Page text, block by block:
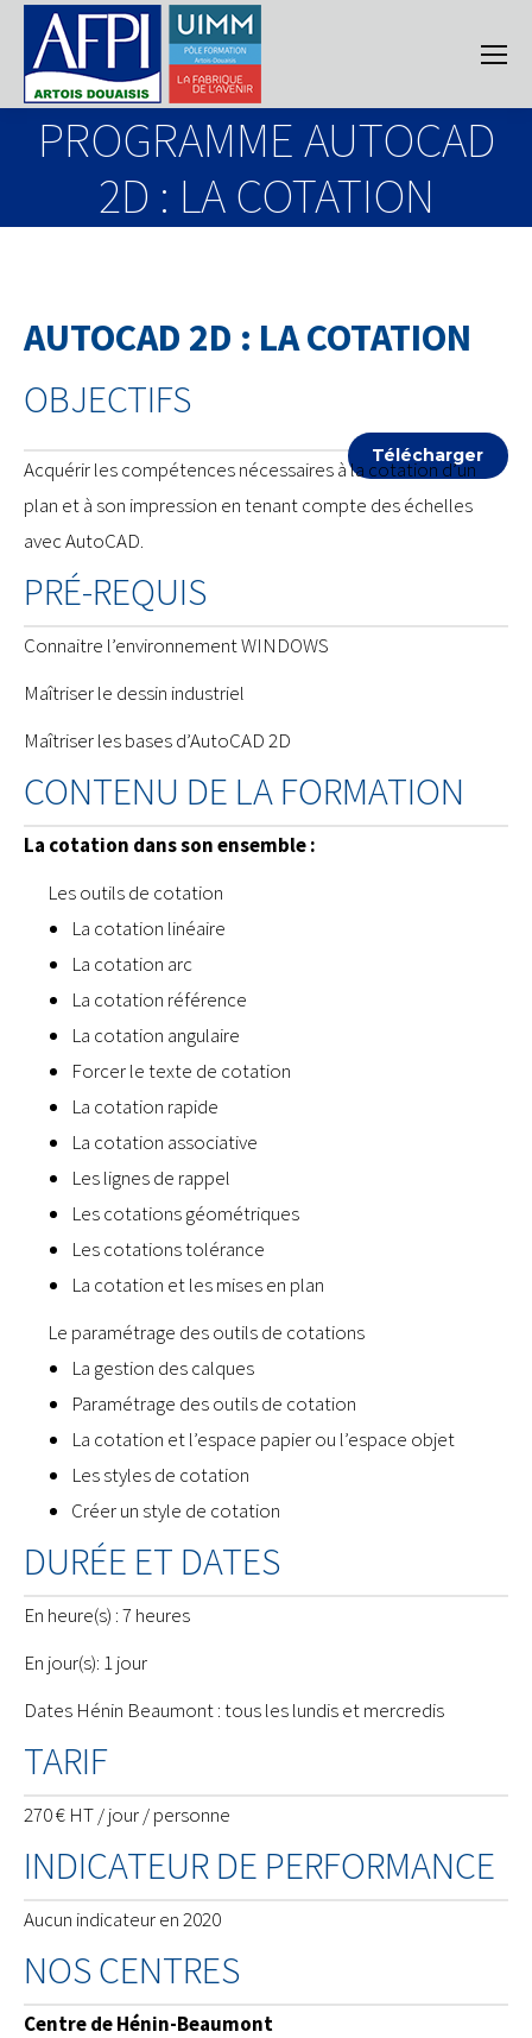
PROGRAMME AUTOCAD
2D : LA COTATION
AUTOCAD 2D : LA COTATION
OBJECTIFS
Télécharger
Acquérir les compétences nécessaires à la cotation d’un
plan et à son impression en tenant compte des échelles
avec AutoCAD.
PRÉ-REQUIS
Connaitre l’environnement WINDOWS
Maîtriser le dessin industriel
Maîtriser les bases d’AutoCAD 2D
CONTENU DE LA FORMATION
La cotation dans son ensemble :
Les outils de cotation
La cotation linéaire
La cotation arc
La cotation référence
La cotation angulaire
Forcer le texte de cotation
La cotation rapide
La cotation associative
Les lignes de rappel
Les cotations géométriques
Les cotations tolérance
La cotation et les mises en plan
Le paramétrage des outils de cotations
La gestion des calques
Paramétrage des outils de cotation
La cotation et l’espace papier ou l’espace objet
Les styles de cotation
Créer un style de cotation
DURÉE ET DATES
En heure(s) : 7 heures
En jour(s): 1 jour
Dates Hénin Beaumont : tous les lundis et mercredis
TARIF
270 € HT / jour / personne
INDICATEUR DE PERFORMANCE
Aucun indicateur en 2020
NOS CENTRES
Centre de Hénin-Beaumont